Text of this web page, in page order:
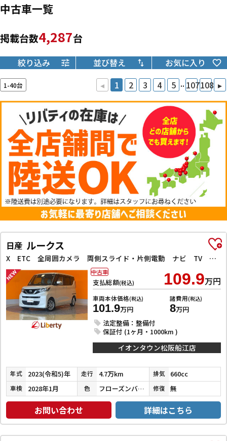
中古車一覧
掲載台数4,287台
絞り込み 並び替え お気に入り
1-40台 ◂ 1 2 3 4 5 .. 107108 ▸
日産 ルークス
X ETC 全周囲カメラ 両側スライド・片側電動 ナビ TV クリアランスソナー レーンアシスト 衝突被害軽減システム オートライト スマートキー アイドリングストップ 電動格納ミラー
支払総額(税込) 109.9万円
車両本体価格(税込)
101.9万円
諸費用(税込)
8万円
法定整備：整備付
保証付 (1ヶ月・1000km )
中古車
イオンタウン松阪船江店
年式 2023(令和5)年 走行 4.7万km 排気 660cc
車検 2028年1月 色 フローズンバニラパールメタリック 修復 無
お問い合わせ 詳細はこちら